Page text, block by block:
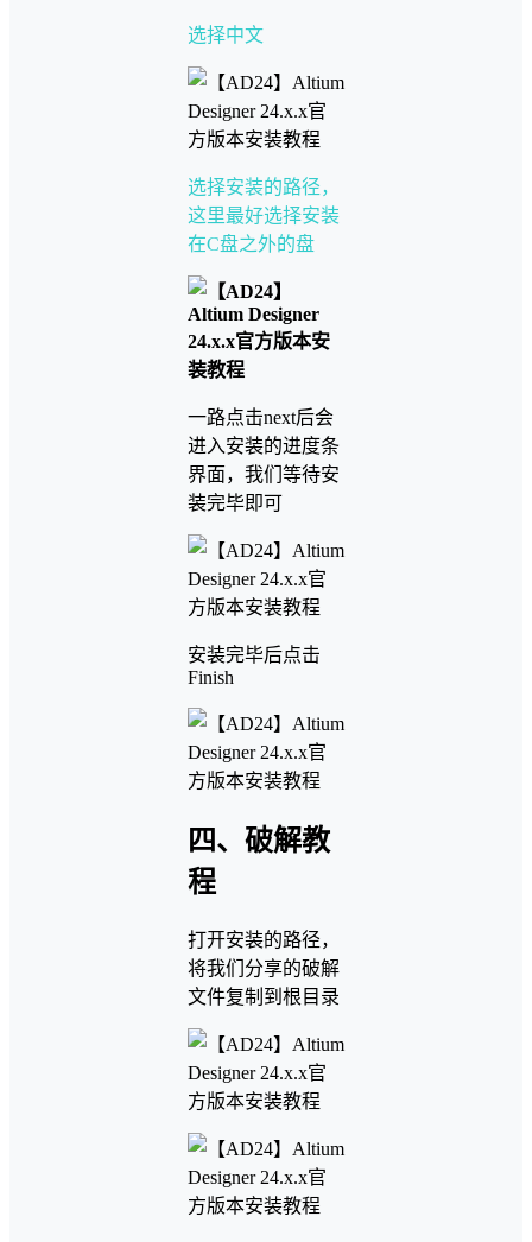
选择中文
选择安装的路径，
这里最好选择安装
在C盘之外的盘
一路点击next后会
进入安装的进度条
界面，我们等待安
装完毕即可
安装完毕后点击
Finish
四、破解教
程
打开安装的路径，
将我们分享的破解
文件复制到根目录